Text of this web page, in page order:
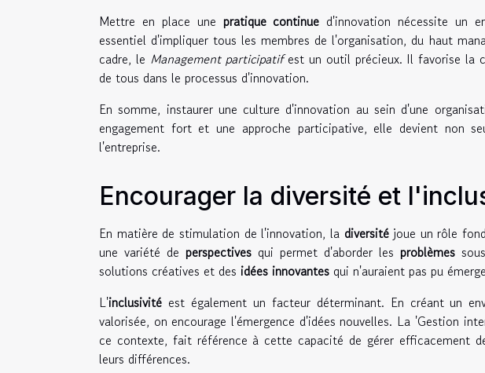
Mettre en place une pratique continue d'innovation nécessite un
essentiel d'impliquer tous les membres de l'organisation, du haut
cadre, le Management participatifest un outil précieux. Il favorise la
de tous dans le processus d'innovation.
En somme, instaurer une culture d'innovation au sein d'une
engagement fort et une approche participative, elle devient non
l'entreprise.
Encourager la diversité et
En matière de stimulation de l'innovation, la diversitéjoue un rôle
une variété de perspectives qui permet d'aborder les problèmes
solutions créatives et des idées innovantes qui n'auraient pas pu
L'inclusivité est également un facteur déterminant. En créant un
valorisée, on encourage l'émergence d'idées nouvelles. La 'Gestion
ce contexte, fait référence à cette capacité de gérer efficacement
leurs différences.